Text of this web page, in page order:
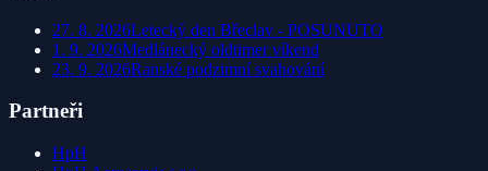
27. 8. 2026Letecký den Břeclav - POSUNUTO
1. 9. 2026Medlánecký oldtimer víkend
23. 9. 2026Ranské podzimní svahování
Partneři
HpH